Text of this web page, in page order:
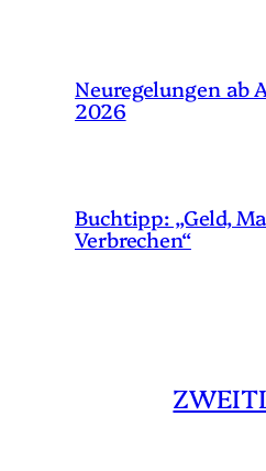
Neuregelungen ab
2026
Buchtipp: „Geld,
Verbrechen“